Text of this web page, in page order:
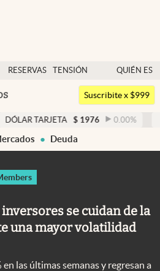
RESERVAS
TENSIÓN
GEOPOLÍTICA
QUIÉN ES
QUIÉN
Argentina
Suscribite x $999
$ 1976 0.00% DÓLAR
Deuda
se cuidan de la
una mayor volatilidad
en las últimas semanas y regresan a